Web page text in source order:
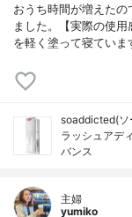
おうち時間が増えた
ました。【実際の使
を軽く塗って寝てい
soaddicted(ソ
ラッシュアデ
バンス
主婦
yumiko